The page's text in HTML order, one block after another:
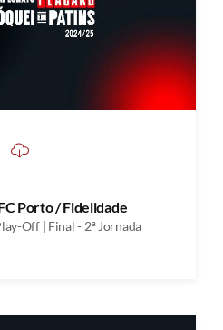
Porto / Fidelidade
Off | Final - 2ª Jornada